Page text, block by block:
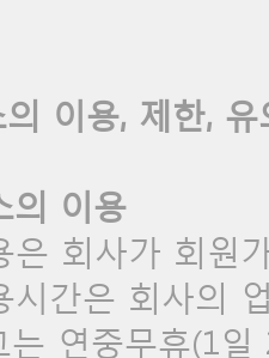
이용, 제한,
의 이용
은 회사가 회원
시간은 회사의
연중무휴(1